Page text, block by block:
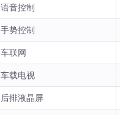
语音控制
手势控制
车联网
车载电视
后排液晶屏